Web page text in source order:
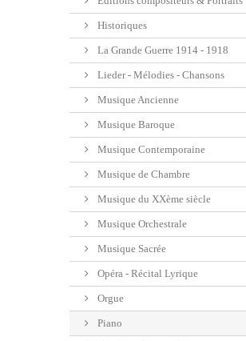
Historiques
La Grande Guerre 1914 - 1918
Lieder - Mélodies - Chansons
Musique Ancienne
Musique Baroque
Musique Contemporaine
Musique de Chambre
Musique du XXème siècle
Musique Orchestrale
Musique Sacrée
Opéra - Récital Lyrique
Orgue
Piano